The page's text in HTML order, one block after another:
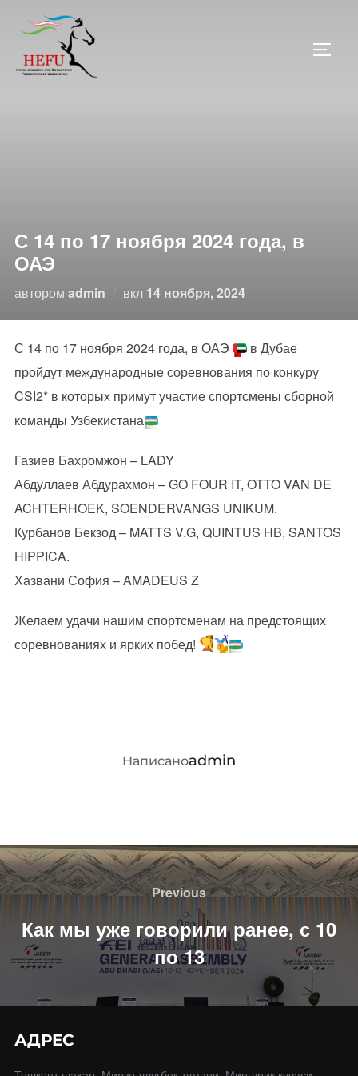
содержимому
С 14 по 17 ноября 2024 года, в
ОАЭ
автором admin вкл Опубликовано
14 ноября, 2024
С 14 по 17 ноября 2024 года, в ОАЭ
в Дубае
пройдут международные соревнования по конкуру
CSI2* в которых примут участие спортсмены сборной
команды Узбекистана
Газиев Бахромжон – LADY
Абдуллаев Абдурахмон – GO FOUR IT, OTTO VAN DE
ACHTERHOEK, SOENDERVANGS UNIKUM.
Курбанов Бекзод – MATTS V.G, QUINTUS HB, SANTOS
HIPPICA.
Хазвани София – AMADEUS Z
Желаем удачи нашим спортсменам на предстоящих
соревнованиях и ярких побед!
АВТОР ЗАПИСИ
Написаноadmin
Навигация
по
записям
Previous
Previous
Как мы уже говорили ранее, с 10
по 13
АДРЕС